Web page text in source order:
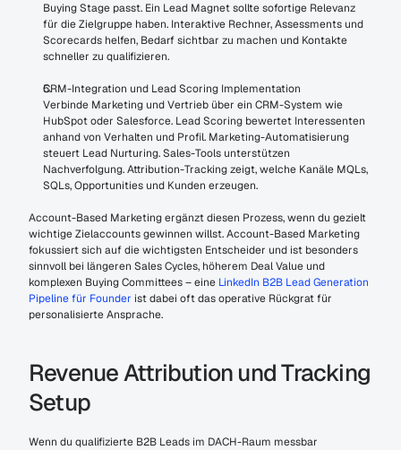
Buying Stage passt. Ein Lead Magnet sollte sofortige Relevanz
für die Zielgruppe haben. Interaktive Rechner, Assessments und
Scorecards helfen, Bedarf sichtbar zu machen und Kontakte
schneller zu qualifizieren.
CRM-Integration und Lead Scoring Implementation
Verbinde Marketing und Vertrieb über ein CRM-System wie
HubSpot oder Salesforce. Lead Scoring bewertet Interessenten
anhand von Verhalten und Profil. Marketing-Automatisierung
steuert Lead Nurturing. Sales-Tools unterstützen
Nachverfolgung. Attribution-Tracking zeigt, welche Kanäle MQLs,
SQLs, Opportunities und Kunden erzeugen.
Account-Based Marketing ergänzt diesen Prozess, wenn du gezielt
wichtige Zielaccounts gewinnen willst. Account-Based Marketing
fokussiert sich auf die wichtigsten Entscheider und ist besonders
sinnvoll bei längeren Sales Cycles, höherem Deal Value und
komplexen Buying Committees – eine LinkedIn B2B Lead Generation
Pipeline für Founder ist dabei oft das operative Rückgrat für
personalisierte Ansprache.
Revenue Attribution und Tracking
Setup
Wenn du qualifizierte B2B Leads im DACH-Raum messbar